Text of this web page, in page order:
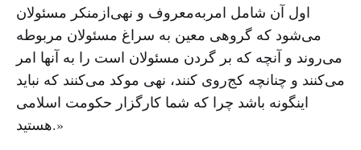
اول آن شامل امربه‌معروف و نهی‌ازمنکر مسئولان
می‌شود که گروهی معین به سراغ مسئولان مربوطه
می‌روند و آنچه که بر گردن مسئولان است را به آنها امر
می‌کنند و چنانچه کج‌روی کنند، نهی موکد می‌کنند که نباید
اینگونه باشد چرا که شما کارگزار حکومت اسلامی
هستید.»